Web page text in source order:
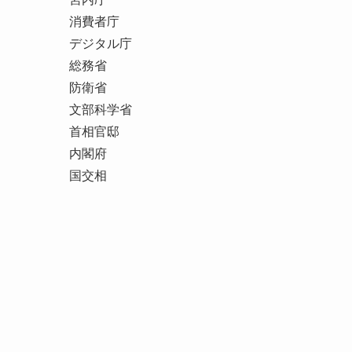
消費者庁
デジタル庁
総務省
防衛省
文部科学省
首相官邸
内閣府
国交相